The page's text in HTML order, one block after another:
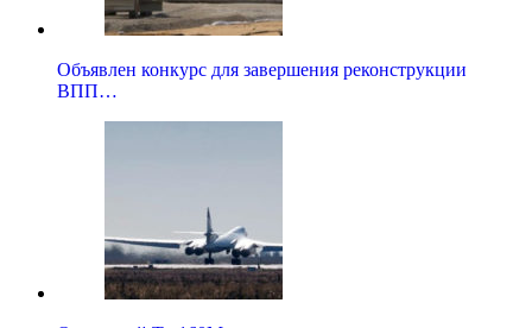
Объявлен конкурс для завершения реконструкции
ВПП…